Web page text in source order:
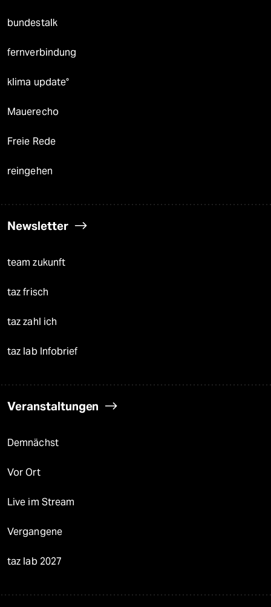
bundestalk
fernverbindung
klima update°
Mauerecho
Freie Rede
reingehen
Newsletter
team zukunft
taz frisch
taz zahl ich
taz lab Infobrief
Veranstaltungen
Demnächst
Vor Ort
Live im Stream
Vergangene
taz lab 2027